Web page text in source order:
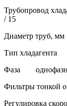
Трубопровод
/ 15
Диаметр труб, мм
Тип хладагента
Фаза
Фильтры тонкой
Регулировка